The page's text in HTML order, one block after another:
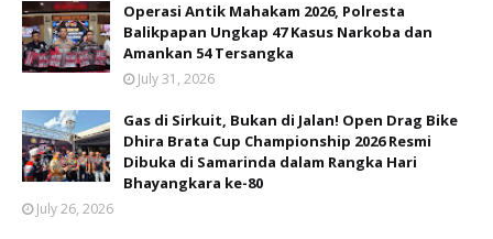
Operasi Antik Mahakam 2026, Polresta
Balikpapan Ungkap 47 Kasus Narkoba dan
Amankan 54 Tersangka
July 31, 2026
Gas di Sirkuit, Bukan di Jalan! Open Drag Bike
Dhira Brata Cup Championship 2026 Resmi
Dibuka di Samarinda dalam Rangka Hari
Bhayangkara ke-80
July 26, 2026